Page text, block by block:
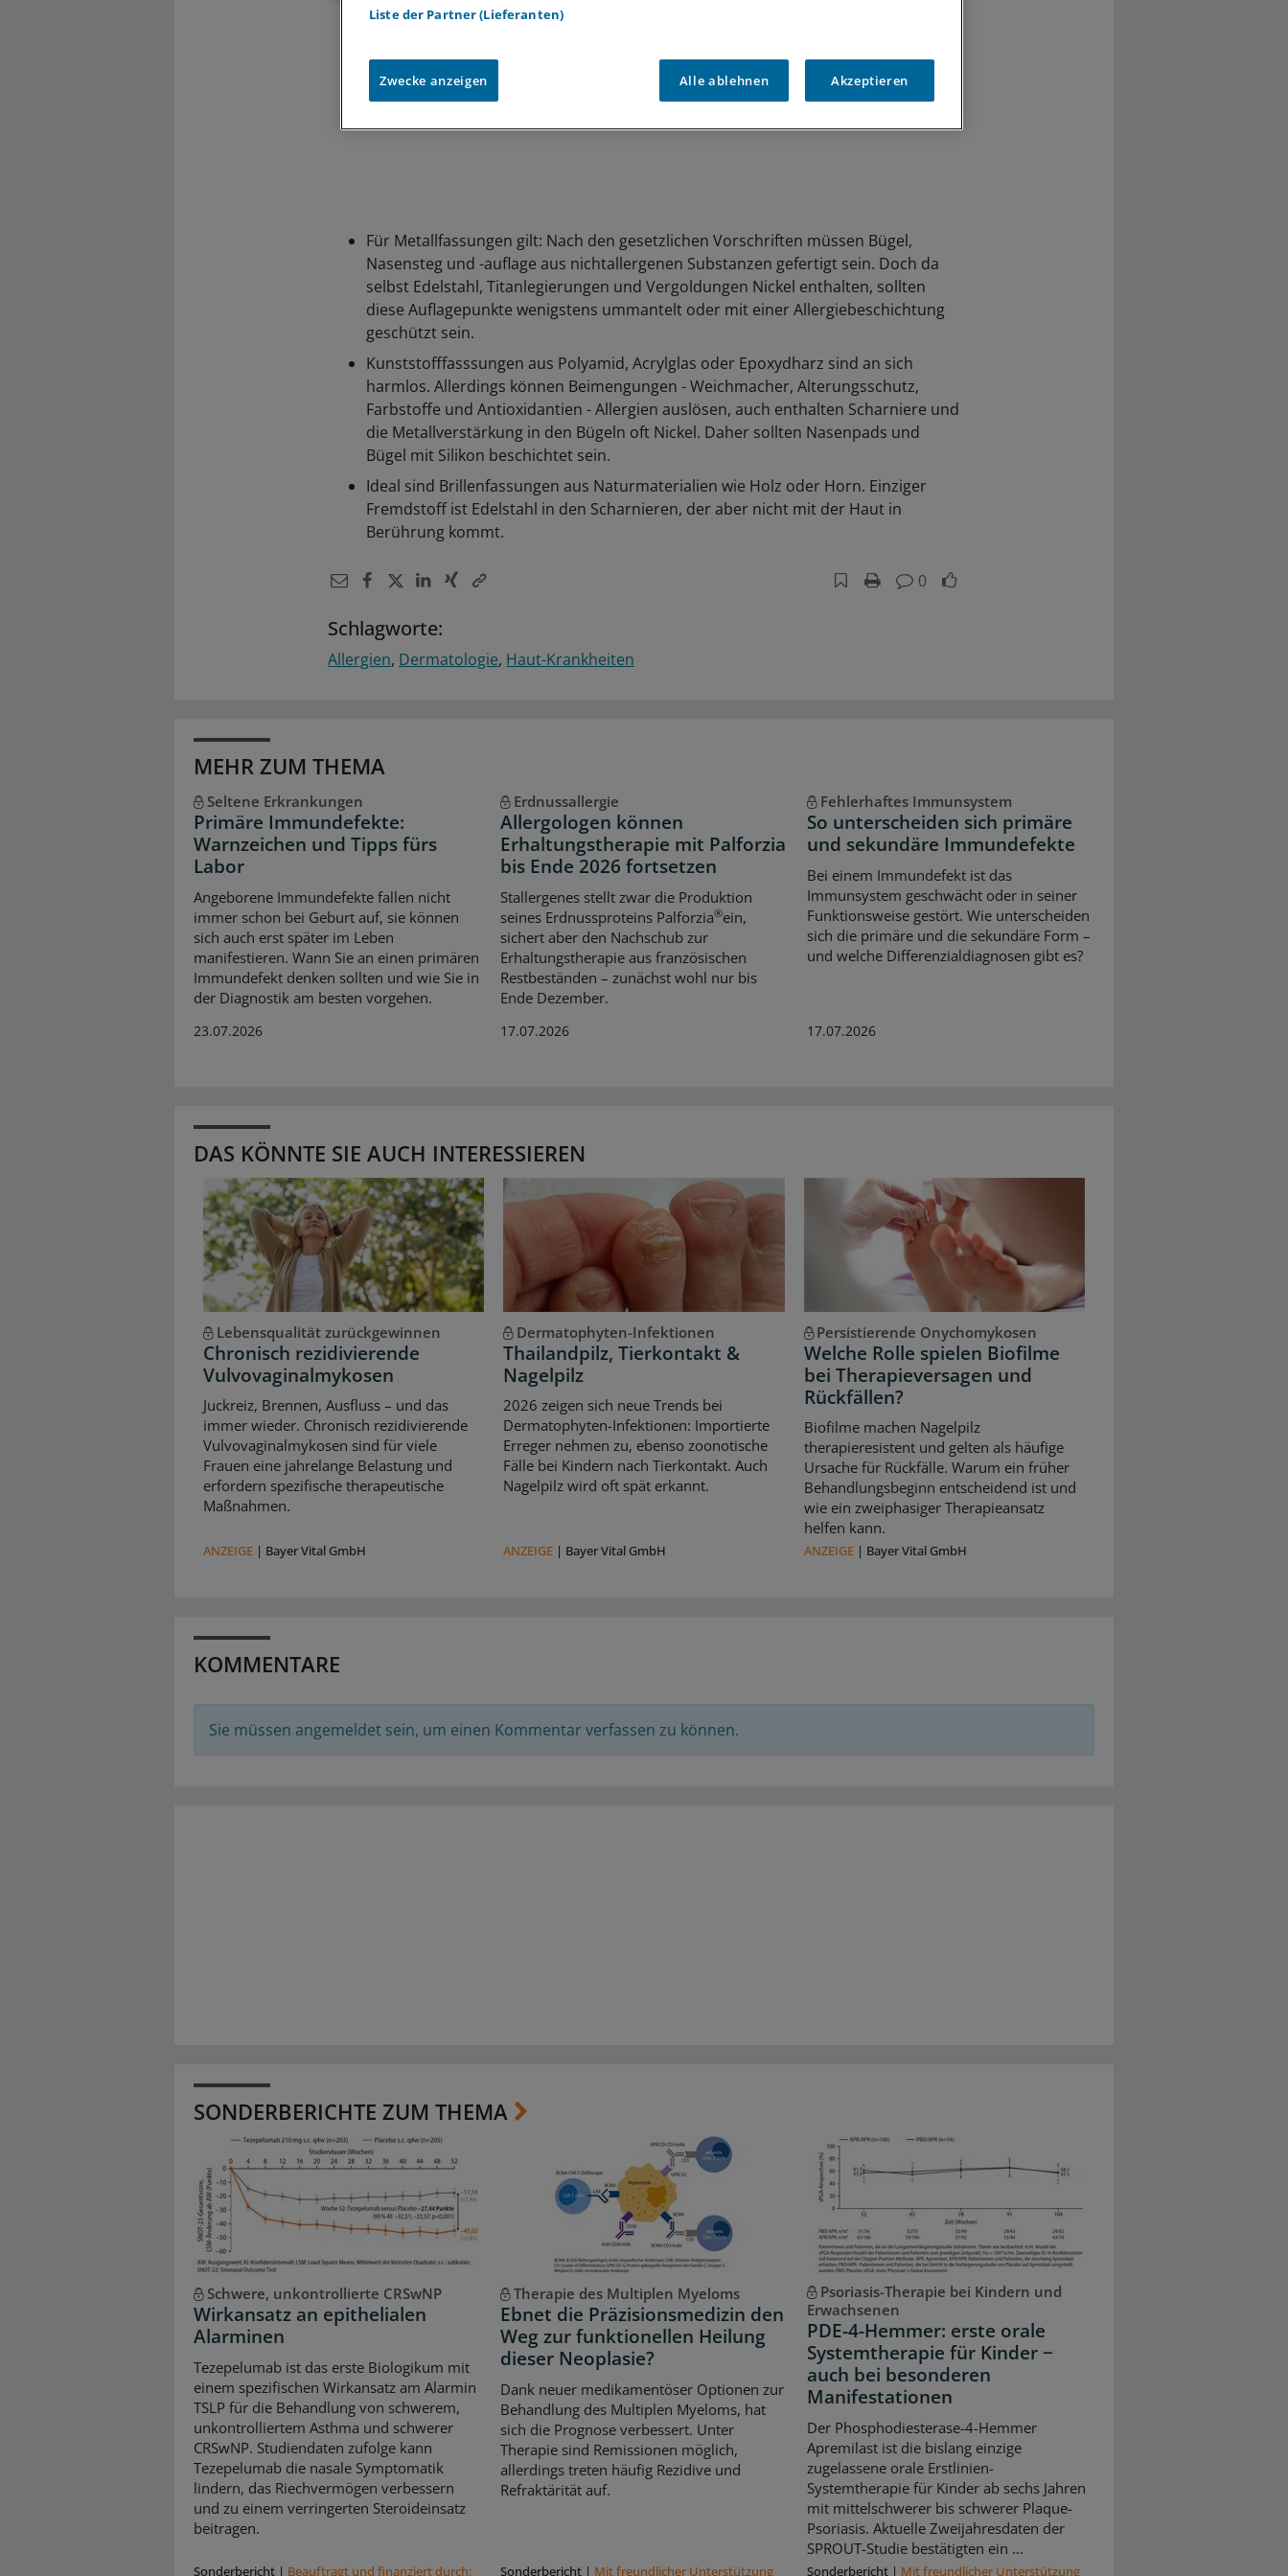
Für Metallfassungen gilt: Nach den gesetzlichen Vorschriften müssen Bügel,
Nasensteg und -auflage aus nichtallergenen Substanzen gefertigt sein. Doch da
selbst Edelstahl, Titanlegierungen und Vergoldungen Nickel enthalten, sollten
diese Auflagepunkte wenigstens ummantelt oder mit einer Allergiebeschichtung
geschützt sein.
Kunststofffasssungen aus Polyamid, Acrylglas oder Epoxydharz sind an sich
harmlos. Allerdings können Beimengungen - Weichmacher, Alterungsschutz,
Farbstoffe und Antioxidantien - Allergien auslösen, auch enthalten Scharniere und
die Metallverstärkung in den Bügeln oft Nickel. Daher sollten Nasenpads und
Bügel mit Silikon beschichtet sein.
Ideal sind Brillenfassungen aus Naturmaterialien wie Holz oder Horn. Einziger
Fremdstoff ist Edelstahl in den Scharnieren, der aber nicht mit der Haut in
Berührung kommt.
0
Schlagworte:
Allergien Dermatologie Haut-Krankheiten
MEHR ZUM THEMA
Seltene Erkrankungen
Primäre Immundefekte:
Warnzeichen und Tipps fürs
Labor
Angeborene Immundefekte fallen nicht
immer schon bei Geburt auf, sie können
sich auch erst später im Leben
manifestieren. Wann Sie an einen primären
Immundefekt denken sollten und wie Sie in
der Diagnostik am besten vorgehen.
23.07.2026
Erdnussallergie
Allergologen können
Erhaltungstherapie mit Palforzia
bis Ende 2026 fortsetzen
Stallergenes stellt zwar die Produktion
seines Erdnussproteins Palforzia®ein,
sichert aber den Nachschub zur
Erhaltungstherapie aus französischen
Restbeständen – zunächst wohl nur bis
Ende Dezember.
17.07.2026
Fehlerhaftes Immunsystem
So unterscheiden sich primäre
und sekundäre Immundefekte
Bei einem Immundefekt ist das
Immunsystem geschwächt oder in seiner
Funktionsweise gestört. Wie unterscheiden
sich die primäre und die sekundäre Form –
und welche Differenzialdiagnosen gibt es?
17.07.2026
DAS KÖNNTE SIE AUCH INTERESSIEREN
Lebensqualität zurückgewinnen
Chronisch rezidivierende
Vulvovaginalmykosen
Juckreiz, Brennen, Ausfluss – und das
immer wieder. Chronisch rezidivierende
Vulvovaginalmykosen sind für viele
Frauen eine jahrelange Belastung und
erfordern spezifische therapeutische
Maßnahmen.
ANZEIGE | Bayer Vital GmbH
Dermatophyten-Infektionen
Thailandpilz, Tierkontakt &
Nagelpilz
2026 zeigen sich neue Trends bei
Dermatophyten-Infektionen: Importierte
Erreger nehmen zu, ebenso zoonotische
Fälle bei Kindern nach Tierkontakt. Auch
Nagelpilz wird oft spät erkannt.
ANZEIGE | Bayer Vital GmbH
Persistierende Onychomykosen
Welche Rolle spielen Biofilme
bei Therapieversagen und
Rückfällen?
Biofilme machen Nagelpilz
therapieresistent und gelten als häufige
Ursache für Rückfälle. Warum ein früher
Behandlungsbeginn entscheidend ist und
wie ein zweiphasiger Therapieansatz
helfen kann.
ANZEIGE| Bayer Vital GmbH
KOMMENTARE
Sie müssen angemeldet sein, um einen Kommentar verfassen zu können.
SONDERBERICHTE ZUM THEMA
Schwere, unkontrollierte CRSwNP
Wirkansatz an epithelialen
Alarminen
Tezepelumab ist das erste Biologikum mit
einem spezifischen Wirkansatz am Alarmin
TSLP für die Behandlung von schwerem,
unkontrolliertem Asthma und schwerer
CRSwNP. Studiendaten zufolge kann
Tezepelumab die nasale Symptomatik
lindern, das Riechvermögen verbessern
und zu einem verringerten Steroideinsatz
beitragen.
Sonderbericht | Beauftragt und ﬁnanziert durch:
Therapie des Multiplen Myeloms
Ebnet die Präzisionsmedizin den
Weg zur funktionellen Heilung
dieser Neoplasie?
Dank neuer medikamentöser Optionen zur
Behandlung des Multiplen Myeloms, hat
sich die Prognose verbessert. Unter
Therapie sind Remissionen möglich,
allerdings treten häufig Rezidive und
Refraktärität auf.
Sonderbericht| Mit freundlicher Unterstützung
Psoriasis-Therapie bei Kindern und
Erwachsenen
PDE-4-Hemmer: erste orale
Systemtherapie für Kinder −
auch bei besonderen
Manifestationen
Der Phosphodiesterase-4-Hemmer
Apremilast ist die bislang einzige
zugelassene orale Erstlinien-
Systemtherapie für Kinder ab sechs Jahren
mit mittelschwerer bis schwerer Plaque-
Psoriasis. Aktuelle Zweijahresdaten der
SPROUT-Studie bestätigten ein ...
Sonderbericht| Mit freundlicher Unterstützung
Liste der Partner (Lieferanten)
Zwecke anzeigen Alle ablehnen Akzeptieren